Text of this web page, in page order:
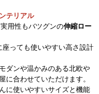
テリアル
用性もバツグンの伸縮ロー
っても使いやすい高さ設計
ダンや温かみのある北欧や
に合わせていただけます。
に使いやすいサイズと機能